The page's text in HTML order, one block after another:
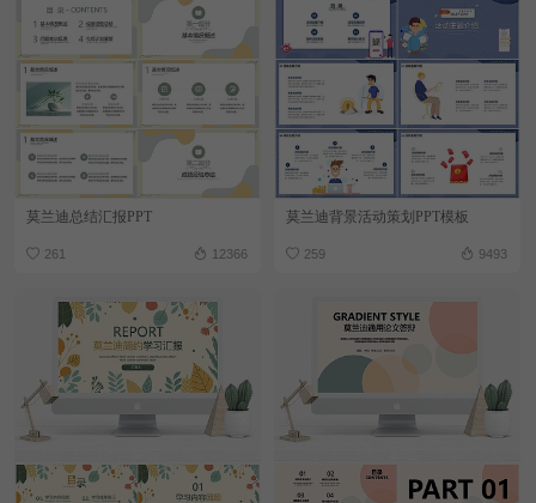
莫兰迪总结汇报PPT
261 12366
莫兰迪背景活动策划PPT模板
259 9493